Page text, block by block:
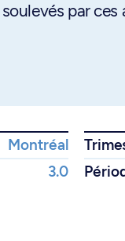
par
Montréal
3.0